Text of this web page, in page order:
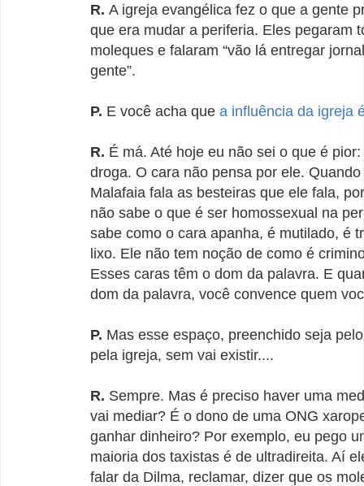
R. A igreja evangélica fez o que a gente
que era mudar a periferia. Eles pegaram
moleques e falaram “vão lá entregar
gente”.
P. E você acha que a influência da igreja
R. É má. Até hoje eu não sei o que é
droga. O cara não pensa por ele.
Malafaia fala as besteiras que ele fala,
não sabe o que é ser homossexual na
sabe como o cara apanha, é mutilado, é
lixo. Ele não tem noção de como é
Esses caras têm o dom da palavra. E
dom da palavra, você convence quem
P. Mas esse espaço, preenchido seja
pela igreja, sem vai existir....
R. Sempre. Mas é preciso haver uma
vai mediar? É o dono de uma ONG
ganhar dinheiro? Por exemplo, eu pego
maioria dos taxistas é de ultradireita. Aí
falar da Dilma, reclamar, dizer que os